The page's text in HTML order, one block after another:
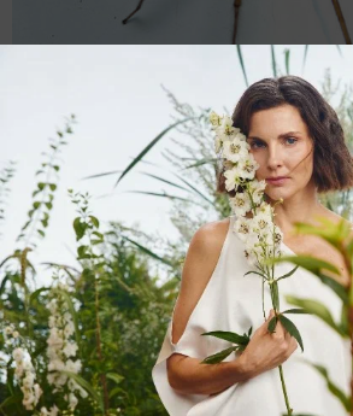
Самка вида Тегенария стеновая
(Fourcroy, 1785)